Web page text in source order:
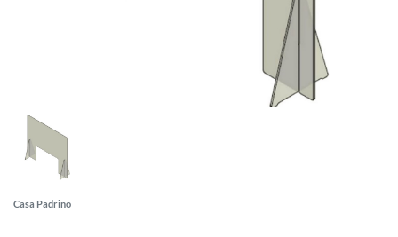
Casa Padrino